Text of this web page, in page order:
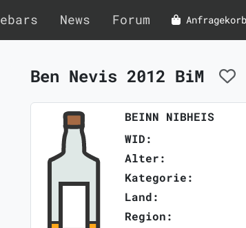
News Forum Anfragekorb
Ben Nevis 2012 BiM
BEINN NIBHEIS
WID:
Alter:
Kategorie:
Land:
Region: